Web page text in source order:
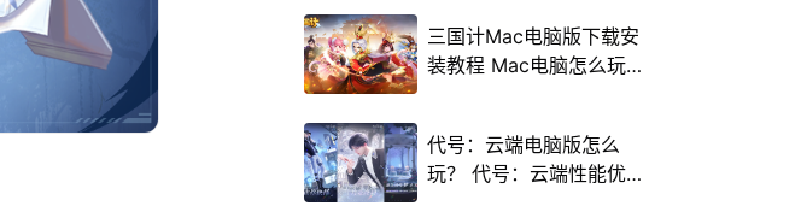
三国计Mac电脑版下载安
装教程 Mac电脑怎么玩
代号：云端电脑版怎么
玩？ 代号：云端性能优